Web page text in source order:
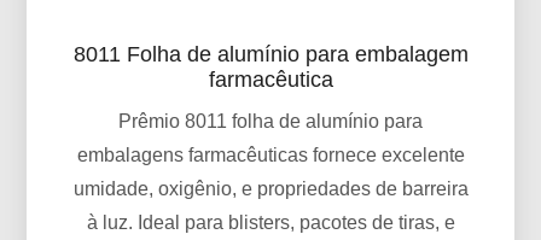
8011 Folha de alumínio para embalagem
farmacêutica
Prêmio 8011 folha de alumínio para
embalagens farmacêuticas fornece excelente
umidade, oxigênio, e propriedades de barreira
à luz. Ideal para blisters, pacotes de tiras, e